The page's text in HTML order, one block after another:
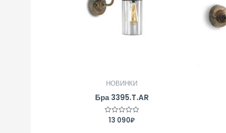
НОВИНКИ
Бра 3395.T.AR
Оценка
13 090₽